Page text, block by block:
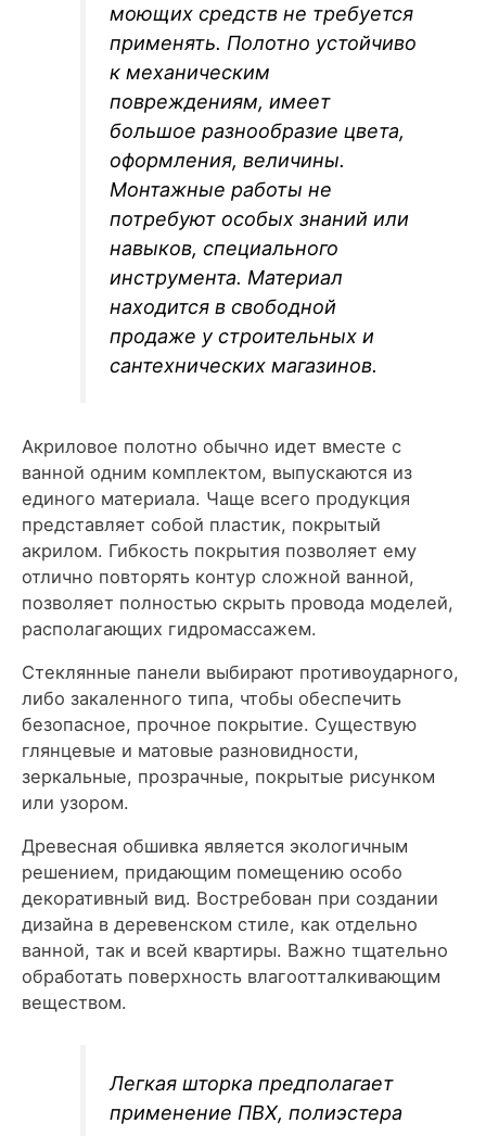
моющих средств не требуется
применять. Полотно устойчиво
к механическим
повреждениям, имеет
большое разнообразие цвета,
оформления, величины.
Монтажные работы не
потребуют особых знаний или
навыков, специального
инструмента. Материал
находится в свободной
продаже у строительных и
сантехнических магазинов.
Акриловое полотно обычно идет вместе с
ванной одним комплектом, выпускаются из
единого материала. Чаще всего продукция
представляет собой пластик, покрытый
акрилом. Гибкость покрытия позволяет ему
отлично повторять контур сложной ванной,
позволяет полностью скрыть провода моделей,
располагающих гидромассажем.
Стеклянные панели выбирают противоударного,
либо закаленного типа, чтобы обеспечить
безопасное, прочное покрытие. Существую
глянцевые и матовые разновидности,
зеркальные, прозрачные, покрытые рисунком
или узором.
Древесная обшивка является экологичным
решением, придающим помещению особо
декоративный вид. Востребован при создании
дизайна в деревенском стиле, как отдельно
ванной, так и всей квартиры. Важно тщательно
обработать поверхность влагоотталкивающим
веществом.
Легкая шторка предполагает
применение ПВХ, полиэстера